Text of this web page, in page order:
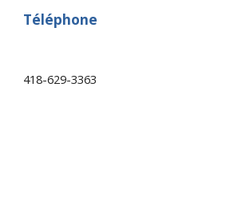
Téléphone
418-629-3363